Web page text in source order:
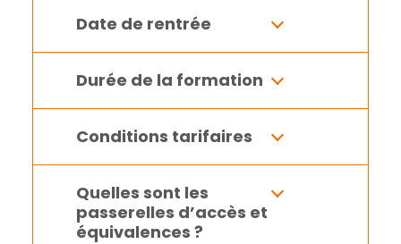
Date de rentrée
Durée de la formation
Conditions tarifaires
Quelles sont les
passerelles d’accès et
équivalences ?